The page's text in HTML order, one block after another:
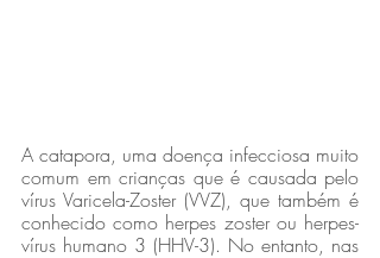
A catapora, uma doença infecciosa muito
comum em crianças que é causada pelo
vírus Varicela-Zoster (VVZ), que também é
conhecido como herpes zoster ou herpes-
vírus humano 3 (HHV-3). No entanto, nas